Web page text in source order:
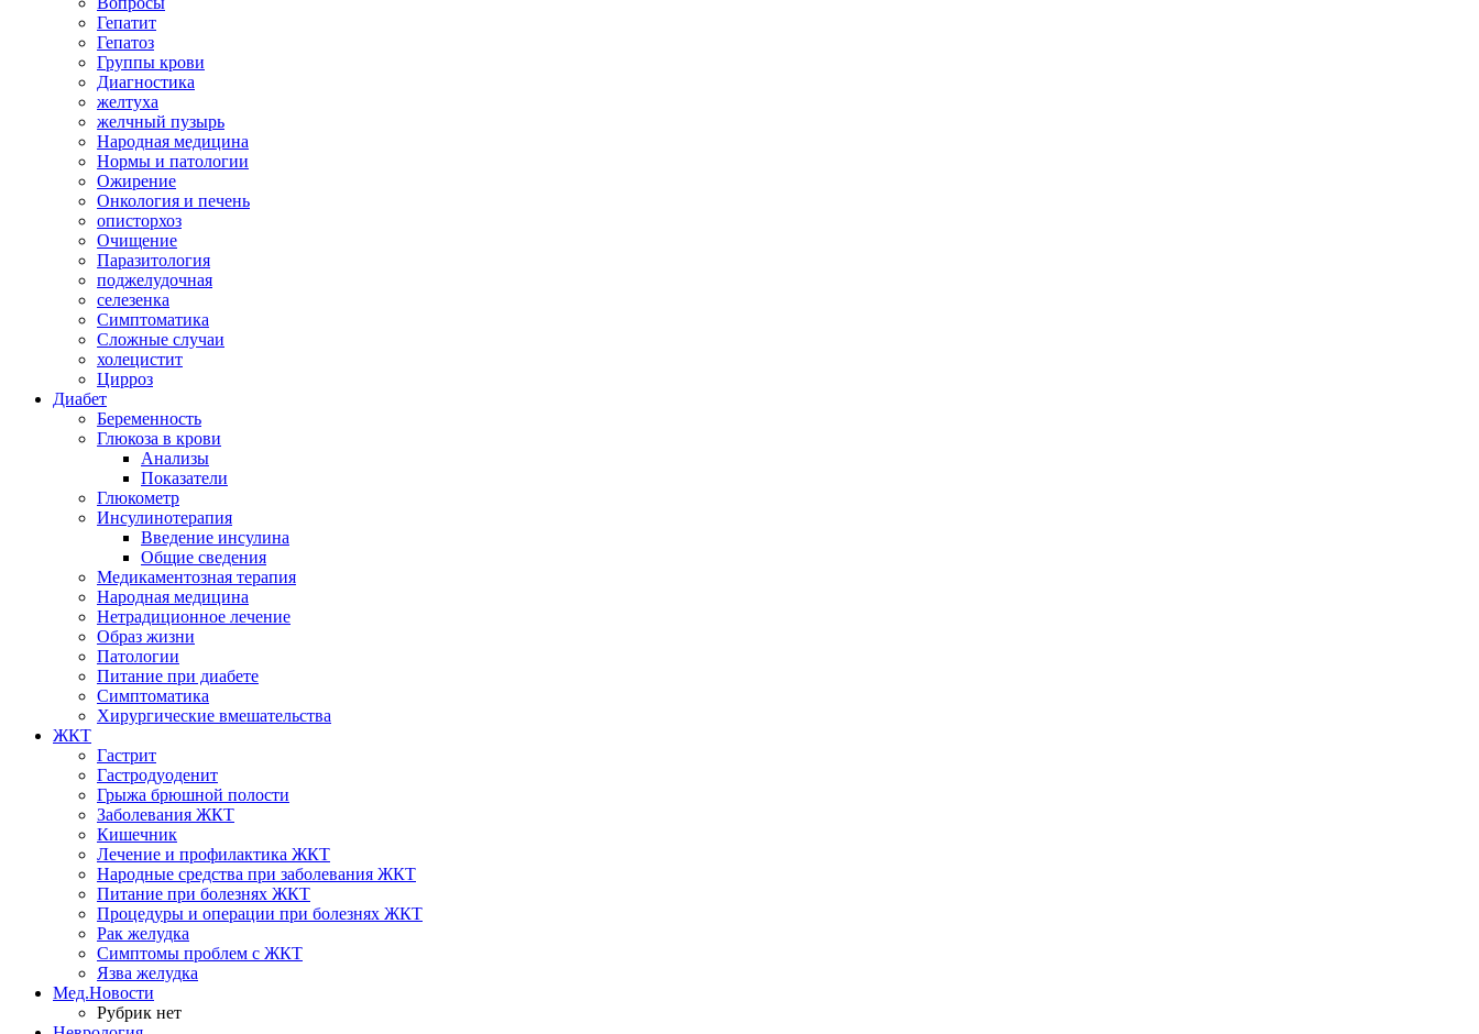
Гепатит
Гепатоз
Группы крови
Диагностика
желтуха
желчный пузырь
Народная медицина
Нормы и патологии
Ожирение
Онкология и печень
описторхоз
Очищение
Паразитология
поджелудочная
селезенка
Симптоматика
Сложные случаи
холецистит
Цирроз
Диабет
Беременность
Глюкоза в крови
Анализы
Показатели
Глюкометр
Инсулинотерапия
Введение инсулина
Общие сведения
Медикаментозная терапия
Народная медицина
Нетрадиционное лечение
Образ жизни
Патологии
Питание при диабете
Симптоматика
Хирургические вмешательства
ЖКТ
Гастрит
Гастродуоденит
Грыжа брюшной полости
Заболевания ЖКТ
Кишечник
Лечение и профилактика ЖКТ
Народные средства при заболевания ЖКТ
Питание при болезнях ЖКТ
Процедуры и операции при болезнях ЖКТ
Рак желудка
Симптомы проблем с ЖКТ
Язва желудка
Мед.Новости
Рубрик нет